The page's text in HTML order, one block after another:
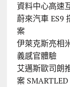
資料中心高速
蔚來汽車 ES9
案
伊萊克斯亮相
義感官體驗
艾邁斯歐司朗
案